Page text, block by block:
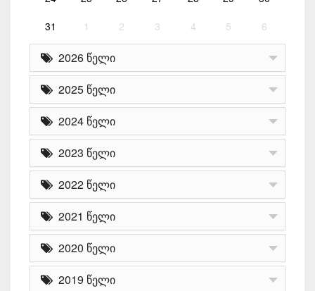
31 1 2 3 4 5 6
2026 წელი
2025 წელი
2024 წელი
2023 წელი
2022 წელი
2021 წელი
2020 წელი
2019 წელი